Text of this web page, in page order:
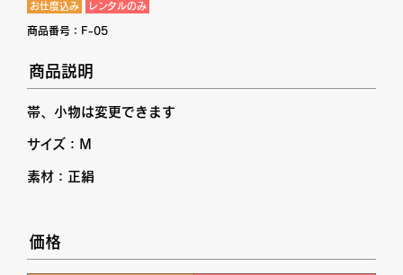
お仕度込み レンタルのみ
商品番号： F-05
商品説明
帯、小物は変更できます
サイズ：M
素材：正絹
価格